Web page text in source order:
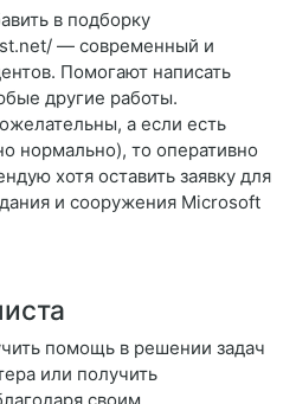
в подборку
— современный и
Помогают написать
другие работы.
а если есть
нормально), то оперативно
хотя оставить заявку для
и сооружения Microsoft
помощь в решении задач
или получить